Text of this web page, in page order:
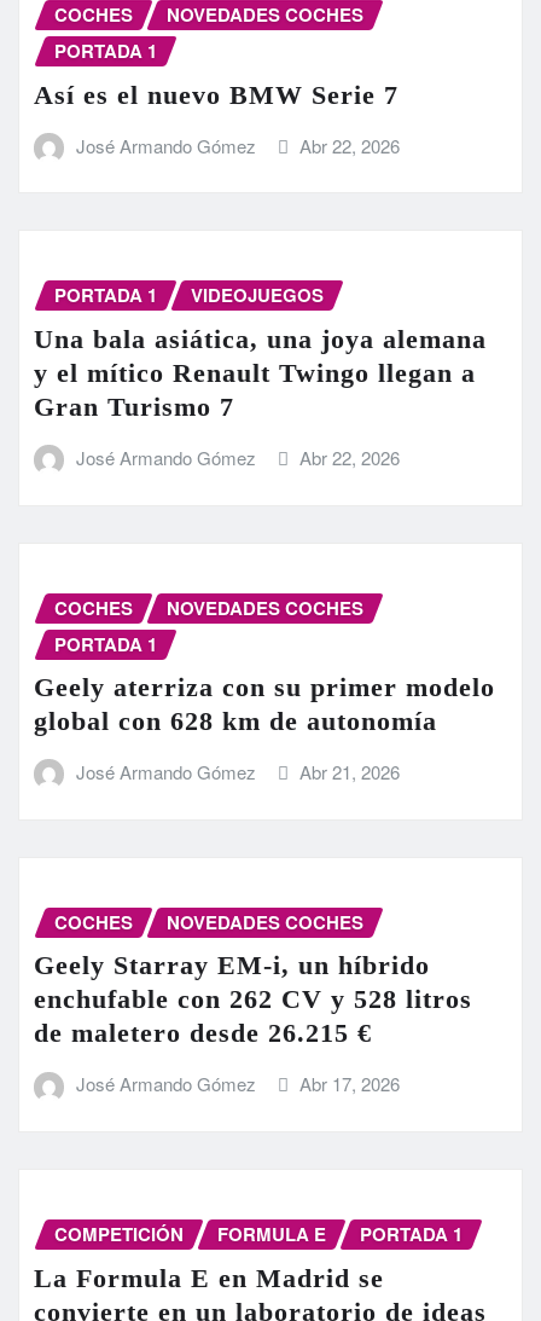
COCHES
NOVEDADES COCHES
PORTADA 1
Así es el nuevo BMW Serie 7
José Armando Gómez Abr 22, 2026
PORTADA 1 VIDEOJUEGOS
Una bala asiática, una joya alemana
y el mítico Renault Twingo llegan a
Gran Turismo 7
José Armando Gómez Abr 22, 2026
COCHES
NOVEDADES COCHES
PORTADA 1
Geely aterriza con su primer modelo
global con 628 km de autonomía
José Armando Gómez Abr 21, 2026
COCHES NOVEDADES COCHES
Geely Starray EM-i, un híbrido
enchufable con 262 CV y 528 litros
de maletero desde 26.215 €
José Armando Gómez Abr 17, 2026
COMPETICIÓN FORMULA E PORTADA 1
La Formula E en Madrid se
convierte en un laboratorio de ideas